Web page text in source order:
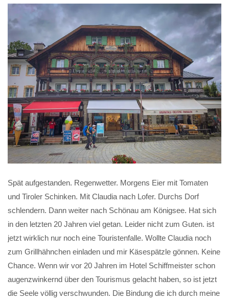
Spät aufgestanden. Regenwetter. Morgens Eier mit Tomaten
und Tiroler Schinken. Mit Claudia nach Lofer. Durchs Dorf
schlendern. Dann weiter nach Schönau am Königsee. Hat sich
in den letzten 20 Jahren viel getan. Leider nicht zum Guten. ist
jetzt wirklich nur noch eine Touristenfalle. Wollte Claudia noch
zum Grillhähnchen einladen und mir Käsespätzle gönnen. Keine
Chance. Wenn wir vor 20 Jahren im Hotel Schiffmeister schon
augenzwinkernd über den Tourismus gelacht haben, so ist jetzt
die Seele völlig verschwunden. Die Bindung die ich durch meine